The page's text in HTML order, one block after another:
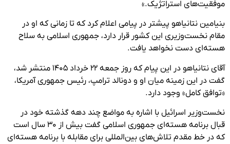
موفقیت‌های استراتژیک.»
بنیامین نتانیاهو پیشتر در پیامی اعلام کرد که تا زمانی که او در
مقام نخست‌وزیری این کشور قرار دارد، جمهوری اسلامی به سلاح
هسته‌ای دست نخواهد یافت.
آقای نتانیاهو در این پیام که روز جمعه ۲۲ خرداد ۱۴۰۵ منتشر شد،
گفت در این زمینه میان او و دونالد ترامپ، رئیس‌ جمهوری آمریکا،
«توافق کامل» وجود دارد.
نخست‌وزیر اسرائیل با اشاره به مواضع چند دهه گذشته خود در
قبال برنامه هسته‌ای جمهوری اسلامی گفت بیش از ۳۰ سال است
که در خط مقدم تلاش‌های بین‌المللی برای مقابله با برنامه هسته‌ای